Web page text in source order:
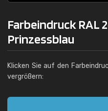
Farbeindruck RAL
Prinzessblau
Klicken Sie auf den
vergrößern: